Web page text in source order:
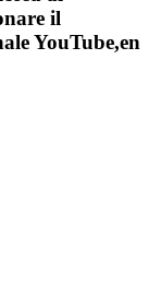
il
YouTube,en